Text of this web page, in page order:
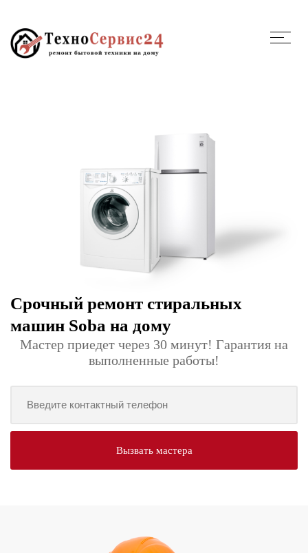
Срочный ремонт стиральных
машин Soba на дому
Мастер приедет через 30 минут! Гарантия на